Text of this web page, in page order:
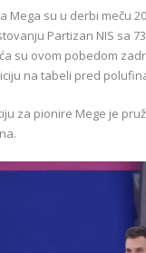
Mega su u derbi meču
Partizan NIS sa
su ovom pobedom
na tabeli pred
za pionire Mege je